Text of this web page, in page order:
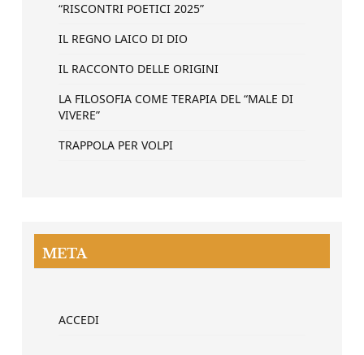
“RISCONTRI POETICI 2025”
IL REGNO LAICO DI DIO
IL RACCONTO DELLE ORIGINI
LA FILOSOFIA COME TERAPIA DEL “MALE DI
VIVERE”
TRAPPOLA PER VOLPI
META
ACCEDI